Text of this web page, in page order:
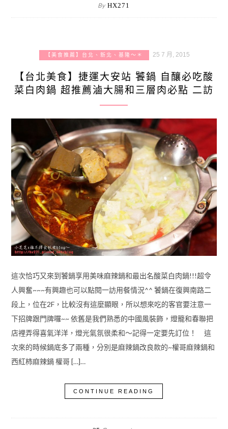
By HX271
【美食推薦】台北、新北、基隆～＊ 25 7 月, 2015
【台北美食】捷運大安站 饕鍋 自釀必吃酸
菜白肉鍋 超推薦滷大腸和三層肉必點 二訪
這次恰巧又來到饕鍋享用美味麻辣鍋和最出名酸菜白肉鍋!!!超令
人興奮~~~有興趣也可以點閱一訪用餐情況^^ 饕鍋在復興南路二
段上，位在2F，比較沒有這麼顯眼，所以想來吃的客官要注意一
下招牌跟門牌囉~~ 依舊是我們熟悉的中國風裝飾，燈籠和春聯把
店裡弄得喜氣洋洋，燈光氣氛很柔和～記得一定要先訂位！ 這
次來的時候鍋底多了兩種，分別是麻辣鍋改良款的~權哥麻辣鍋和
西紅柿麻辣鍋 權哥 […]…
CONTINUE READING